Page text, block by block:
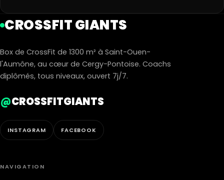
CROSSFIT GIANTS
Box de CrossFit de 1300 m² à Saint-Ouen-
l'Aumône, au cœur de Cergy-Pontoise. Coachs
diplômés, tous niveaux, ouvert 7j/7.
@CROSSFITGIANTS
INSTAGRAM FACEBOOK
NAVIGATION